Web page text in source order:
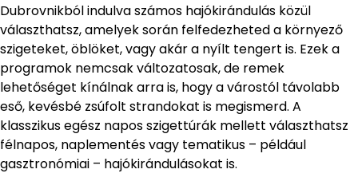
Dubrovnikból indulva számos hajókirándulás közül
választhatsz, amelyek során felfedezheted a környező
szigeteket, öblöket, vagy akár a nyílt tengert is. Ezek a
programok nemcsak változatosak, de remek
lehetőséget kínálnak arra is, hogy a várostól távolabb
eső, kevésbé zsúfolt strandokat is megismerd. A
klasszikus egész napos szigettúrák mellett választhatsz
félnapos, naplementés vagy tematikus – például
gasztronómiai – hajókirándulásokat is.